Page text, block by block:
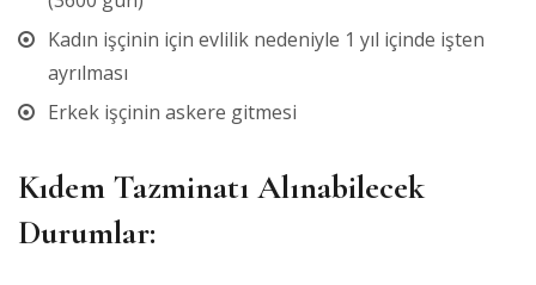
Kadın işçinin için evlilik nedeniyle 1 yıl içinde işten
ayrılması
Erkek işçinin askere gitmesi
Kıdem Tazminatı Alınabilecek
Durumlar: